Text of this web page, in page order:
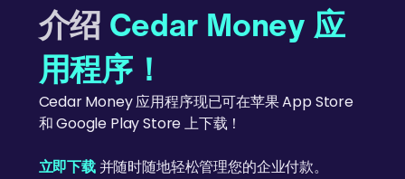
介绍 Cedar Money 应
用程序！
Cedar Money 应用程序现已可在苹果 App Store
和 Google Play Store 上下载！
立即下载并随时随地轻松管理您的企业付款。